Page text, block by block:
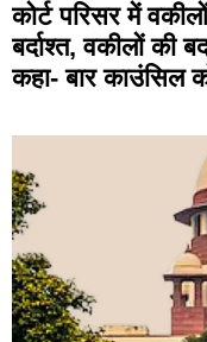
कोर्ट परिसर में
बर्दाश्त, वकीलों की
कहा- बार काउंसिल